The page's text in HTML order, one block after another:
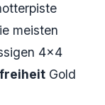
meisten
4x4
Gold